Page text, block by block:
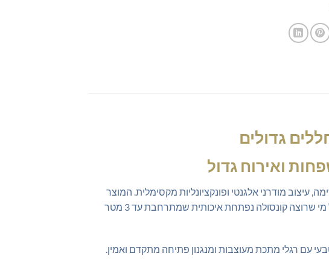
ואירוח גדול
מרשימה, עיצוב מודרני אלגנטי ופונקציונליות מקסימלית. המוצר
מתאים במיוחד לבתים גדולים, וילות מרווחות, משפחות גדולות אוהבות אירוח, אולמי אירועים קטנים וכל מי שרוצה קונסולה נפתחת איכותית שמתרחבת עד 3 מטר
איכותית בגוון עץ טבעי עם רגלי מתכת מעוצבות ומנגנון פתיחה מתקדם ואמין.